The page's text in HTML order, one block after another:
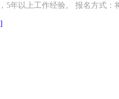
年以上工作经验。 报名方式：